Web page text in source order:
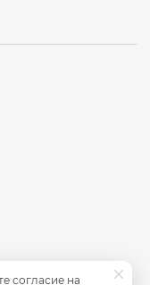
согласие на